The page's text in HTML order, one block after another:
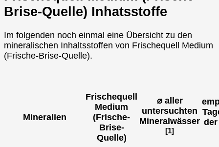
Brise-Quelle) Inhatsstoffe
Im folgenden noch einmal eine Übersicht zu den
mineralischen Inhaltsstoffen von Frischequell Medium
(Frische-Brise-Quelle).
Mineralien
Frischequell
Medium
(Frische-
Brise-
Quelle)
⌀ aller
untersuchten
Mineralwässer
[1]
der